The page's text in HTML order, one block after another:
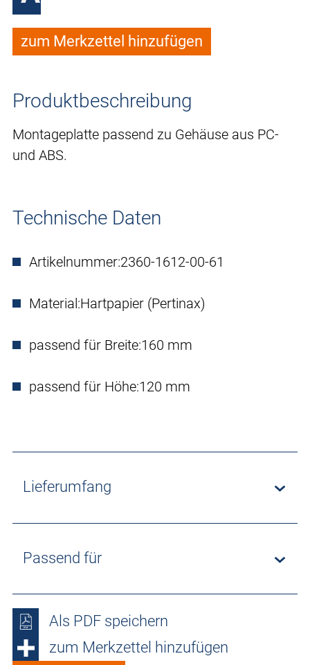
zum Merkzettel hinzufügen
Produktbeschreibung
Montageplatte passend zu Gehäuse aus PC-
und ABS.
Technische Daten
Artikelnummer:2360-1612-00-61
Material:Hartpapier (Pertinax)
passend für Breite:160 mm
passend für Höhe:120 mm
Lieferumfang
Passend für
Als PDF speichern
zum Merkzettel hinzufügen